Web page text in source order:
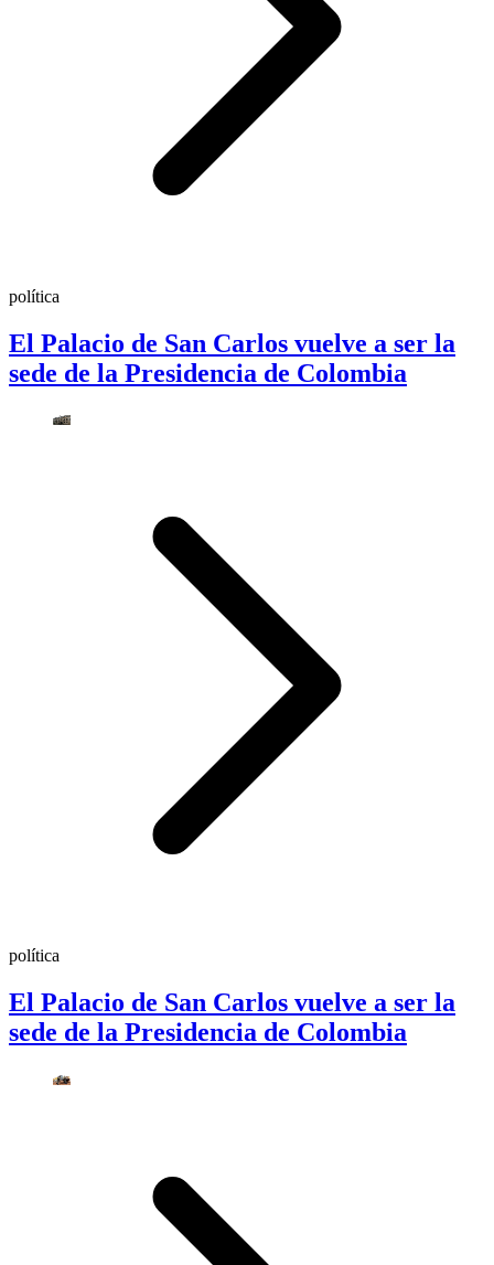
política
El Palacio de San Carlos vuelve a ser la
sede de la Presidencia de Colombia
política
El Palacio de San Carlos vuelve a ser la
sede de la Presidencia de Colombia